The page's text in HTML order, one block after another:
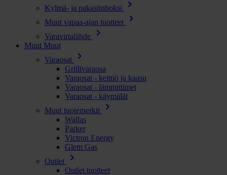
Kylmä- ja pakastinboksi chevron_right
Muut vapaa-ajan tuotteet chevron_right
Varavirtalähde chevron_right
Muut Muut
Varaosat
chevron_right
Grillivaraosa
Varaosat - keittiö ja kaasu
Varaosat - lämmittimet
Varaosat - käymälät
Muut tuotemerkit
chevron_right
Wallas
Parker
Victron Energy
Glem Gas
Outlet
chevron_right
Outlet tuotteet